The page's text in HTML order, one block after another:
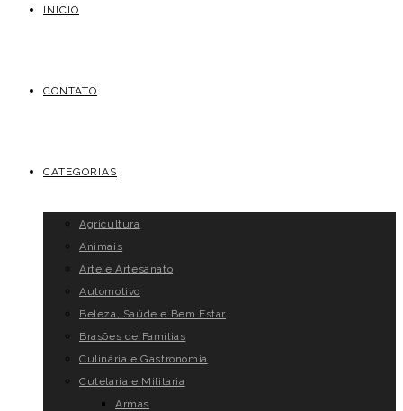
INICIO
CONTATO
CATEGORIAS
Agricultura
Animais
Arte e Artesanato
Automotivo
Beleza, Saúde e Bem Estar
Brasões de Famílias
Culinária e Gastronomia
Cutelaria e Militaria
Armas